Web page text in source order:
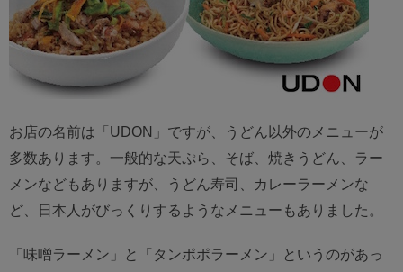
お店の名前は「UDON」ですが、うどん以外のメニューが
多数あります。一般的な天ぷら、そば、焼きうどん、ラー
メンなどもありますが、うどん寿司、カレーラーメンな
ど、日本人がびっくりするようなメニューもありました。
「味噌ラーメン」と「タンポポラーメン」というのがあっ